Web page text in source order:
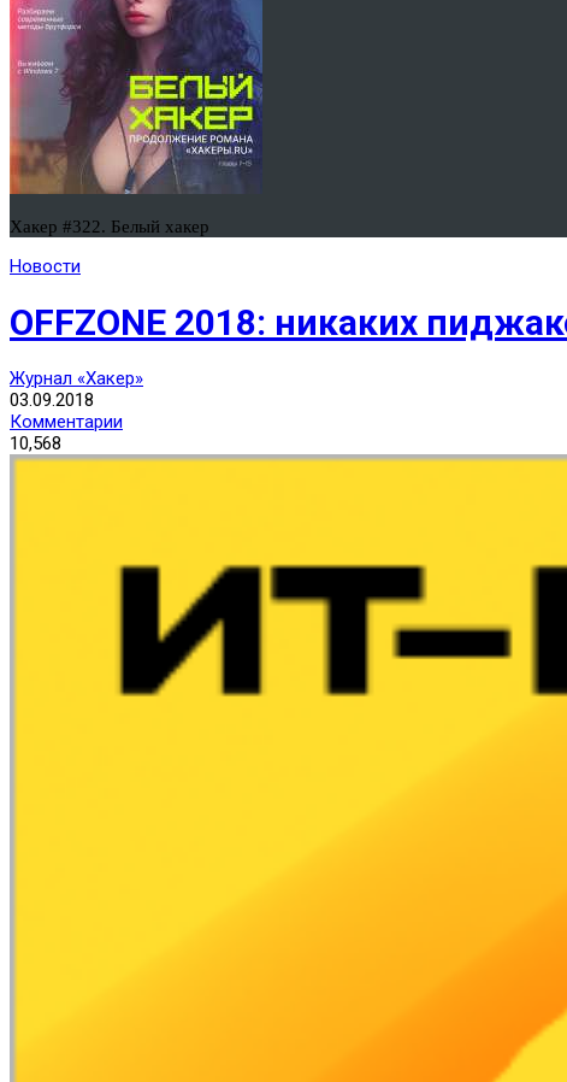
Хакер #322. Белый хакер
Новости
OFFZONE 2018: никаких
Журнал «Хакер»
03.09.2018
Комментарии
10,568